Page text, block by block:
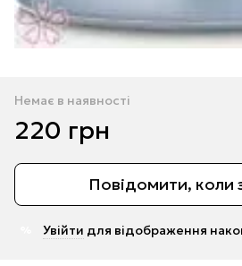
Немає в наявності
220 грн
Повідомити, коли
Увійти для відображення